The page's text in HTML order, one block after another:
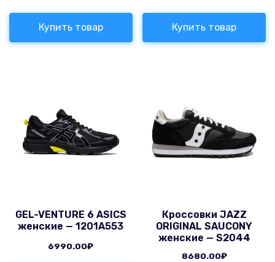
Купить товар Купить товар
GEL-VENTURE 6 ASICS
женские — 1201A553
6990.00₽
Кроссовки JAZZ
ORIGINAL SAUCONY
женские — S2044
8680.00₽